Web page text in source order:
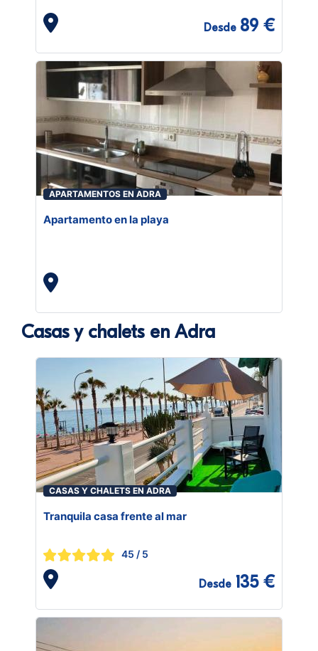
Desde 89 €
APARTAMENTOS EN ADRA
Apartamento en la playa
Casas y chalets en Adra
CASAS Y CHALETS EN ADRA
Tranquila casa frente al mar
45 / 5
Desde 135 €